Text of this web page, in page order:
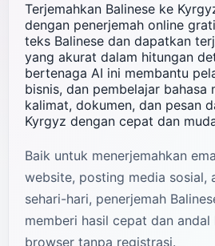
Terjemahkan Balinese ke
dengan penerjemah online
teks Balinese dan dapatkan
yang akurat dalam hitungan
bertenaga AI ini membantu
bisnis, dan pembelajar bahasa
kalimat, dokumen, dan pesan
Kyrgyz dengan cepat dan
Baik untuk menerjemahkan
website, posting media sosial,
sehari-hari, penerjemah
memberi hasil cepat dan andal
browser tanpa registrasi.